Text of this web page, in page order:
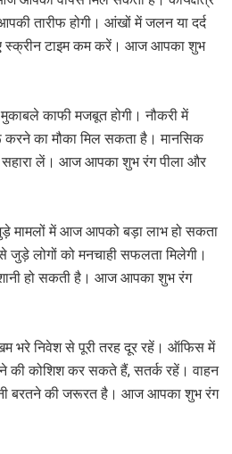
तारीफ होगी। आंखों में जलन या दर्द
स्क्रीन टाइम कम करें। आज आपका शुभ
काफी मजबूत होगी। नौकरी में
का मौका मिल सकता है। मानसिक
सहारा लें। आज आपका शुभ रंग पीला और
मामलों में आज आपको बड़ा लाभ हो सकता
जुड़े लोगों को मनचाही सफलता मिलेगी।
हो सकती है। आज आपका शुभ रंग
भरे निवेश से पूरी तरह दूर रहें। ऑफिस में
की कोशिश कर सकते हैं, सतर्क रहें। वाहन
बरतने की जरूरत है। आज आपका शुभ रंग